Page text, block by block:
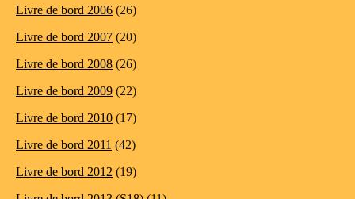
Livre de bord 2006 (26)
Livre de bord 2007 (20)
Livre de bord 2008 (26)
Livre de bord 2009 (22)
Livre de bord 2010 (17)
Livre de bord 2011 (42)
Livre de bord 2012 (19)